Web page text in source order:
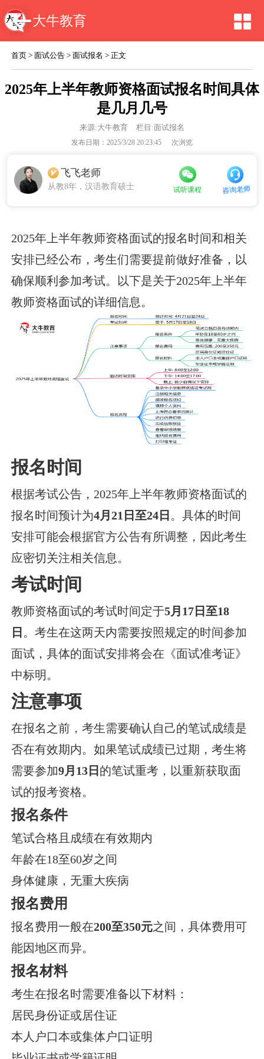
大牛教育
首页 >面试公告 >面试报名 > 正文
2025年上半年教师资格面试报名时间具体
是几月几号
来源:大牛教育 栏目:面试报名
发布日期：2025/3/28 20:23:45 次浏览
飞飞老师
从教8年，汉语教育硕士 试听课程 咨询老师
2025年上半年教师资格面试的报名时间和相关
安排已经公布，考生们需要提前做好准备，以
确保顺利参加考试。以下是关于2025年上半年
教师资格面试的详细信息。
报名时间
根据考试公告，2025年上半年教师资格面试的
报名时间预计为4月21日至24日 。具体的时间
安排可能会根据官方公告有所调整，因此考生
应密切关注相关信息。
考试时间
教师资格面试的考试时间定于5月17日至18
日 。考生在这两天内需要按照规定的时间参加
面试，具体的面试安排将会在《面试准考证》
中标明。
注意事项
在报名之前，考生需要确认自己的笔试成绩是
否在有效期内。如果笔试成绩已过期，考生将
需要参加9月13日 的笔试重考，以重新获取面
试的报考资格。
报名条件
笔试合格且成绩在有效期内
年龄在18至60岁之间
身体健康，无重大疾病
报名费用
报名费用一般在200至350元之间，具体费用可
能因地区而异。
报名材料
考生在报名时需要准备以下材料：
居民身份证或居住证
本人户口本或集体户口证明